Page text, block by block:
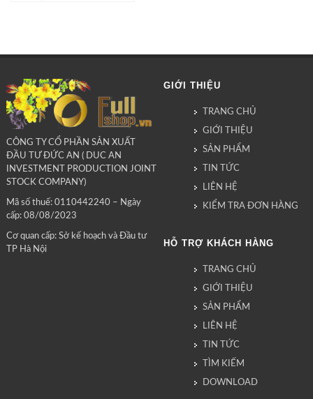
CÔNG TY CỔ PHẦN SẢN XUẤT
ĐẦU TƯ ĐỨC AN ( DUC AN
INVESTMENT PRODUCTION JOINT
STOCK COMPANY)
Mã số thuế: 0110442240 – Ngày
cấp: 08/08/2023
Cơ quan cấp: Sở kế hoạch và Đầu tư
TP Hà Nội
GIỚI THIỆU
TRANG CHỦ
GIỚI THIỆU
SẢN PHẨM
TIN TỨC
LIÊN HỆ
KIỂM TRA ĐƠN HÀNG
HỖ TRỢ KHÁCH HÀNG
TRANG CHỦ
GIỚI THIỆU
SẢN PHẨM
LIÊN HỆ
TIN TỨC
TÌM KIẾM
DOWNLOAD